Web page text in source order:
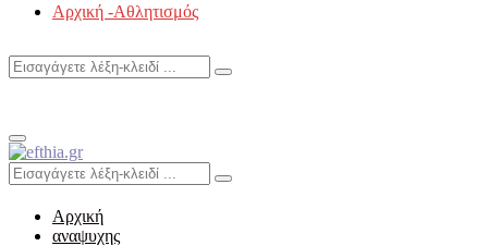
Αρχική -Αθλητισμός
Search
Search
Primary
Menu
Search
for:
Search
Αρχική
αναψυχης